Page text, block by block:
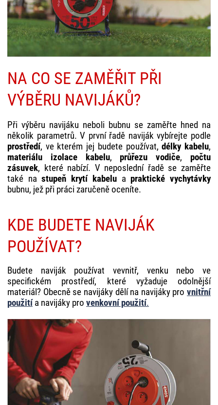
NA CO SE ZAMĚŘIT PŘI
VÝBĚRU NAVIJÁKŮ?
Při výběru navijáku neboli bubnu se zaměřte hned na
několik parametrů. V první řadě naviják vybírejte podle
prostředí, ve kterém jej budete používat,délky kabelu,
materiálu izolace kabelu, průřezu vodiče, počtu
zásuvek, které nabízí. V neposlední řadě se zaměřte
také nastupeň krytí kabelua praktické vychytávky
bubnu, jež při práci zaručeně oceníte.
KDE BUDETE NAVIJÁK
POUŽÍVAT?
Budete naviják používat vevnitř, venku nebo ve
specifickém prostředí, které vyžaduje odolnější
materiál? Obecně se navijáky dělí na navijáky pro vnitřní
použitía navijáky pro venkovní použití.